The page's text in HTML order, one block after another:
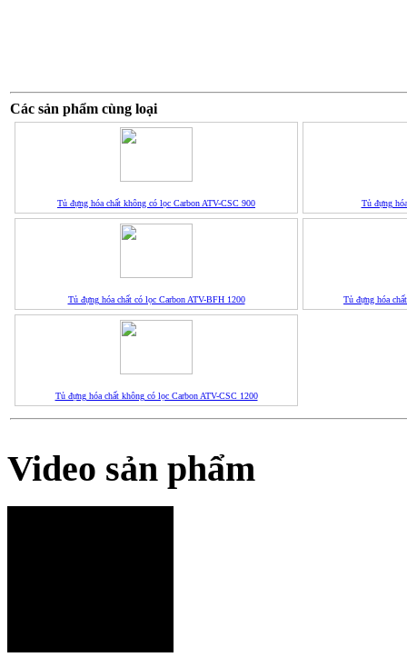
Các sản phẩm cùng loại
Tủ đựng hóa chất không có lọc Carbon ATV-CSC 900 Tủ đựng
Tủ đựng hóa chất có lọc Carbon ATV-BFH 1200 Tủ đựng hóa
Tủ đựng hóa chất không có lọc Carbon ATV-CSC 1200
Video sản phẩm